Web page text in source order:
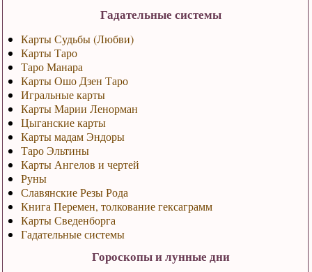
Гадательные системы
Карты Судьбы (Любви)
Карты Таро
Таро Манара
Карты Ошо Дзен Таро
Игральные карты
Карты Марии Ленорман
Цыганские карты
Карты мадам Эндоры
Таро Эльтины
Карты Ангелов и чертей
Руны
Славянские Резы Рода
Книга Перемен, толкование гексаграмм
Карты Сведенборга
Гадательные системы
Гороскопы и лунные дни